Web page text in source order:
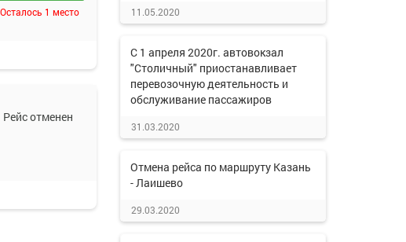
Осталось 1 место
Рейс отменен
11.05.2020
С 1 апреля 2020г. автовокзал
"Столичный" приостанавливает
перевозочную деятельность и
обслуживание пассажиров
31.03.2020
Отмена рейса по маршруту Казань
- Лаишево
29.03.2020